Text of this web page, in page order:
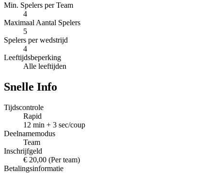
Min. Spelers per Team
4
Maximaal Aantal Spelers
5
Spelers per wedstrijd
4
Leeftijdsbeperking
Alle leeftijden
Snelle Info
Tijdscontrole
Rapid
12 min + 3 sec/coup
Deelnamemodus
Team
Inschrijfgeld
€ 20,00 (Per team)
Betalingsinformatie